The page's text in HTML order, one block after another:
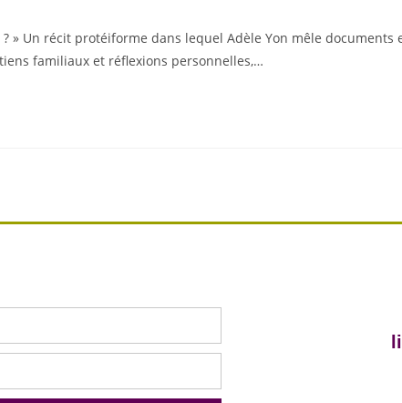
» Un récit protéiforme dans lequel Adèle Yon mêle documents
familiaux et réflexions personnelles,…